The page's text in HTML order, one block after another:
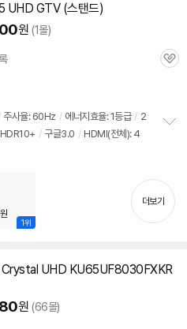
UHD GTV (스탠드)
원 (1몰)
관
주사율: 60Hz / 에너지효율: 1등급 / 2
HDR10+ / 구글3.0 / HDMI(전체): 4
기
1위
원
더보기
Crystal UHD KU65UF8030FXKR
원 (66몰)